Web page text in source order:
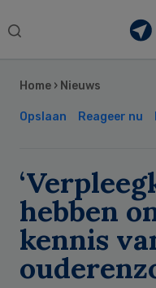
Search
Home › Nieuws
Opslaan Reageer nu
hebben
kennis
Sidebar